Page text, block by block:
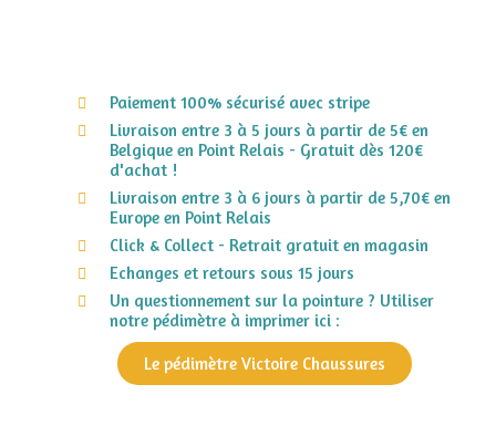
Paiement 100% sécurisé avec stripe
Livraison entre 3 à 5 jours à partir de 5€ en
Belgique en Point Relais - Gratuit dès 120€
d'achat !
Livraison entre 3 à 6 jours à partir de 5,70€ en
Europe en Point Relais
Click & Collect - Retrait gratuit en magasin
Echanges et retours sous 15 jours
Un questionnement sur la pointure ? Utiliser
notre pédimètre à imprimer ici :
Le pédimètre Victoire Chaussures